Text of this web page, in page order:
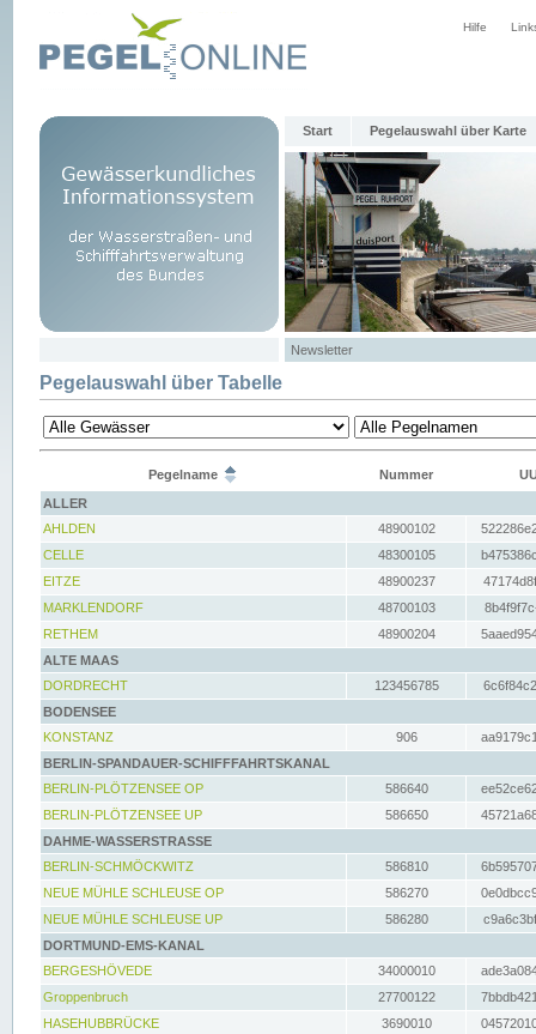
Hilfe
Start Pegelauswahl über Karte
Newsletter
Pegelauswahl über Tabelle
Pegelname Nummer
ALLER
AHLDEN
48900102
CELLE
48300105
EITZE
48900237
MARKLENDORF
48700103
RETHEM
48900204
ALTE MAAS
DORDRECHT
123456785
BODENSEE
KONSTANZ
906
BERLIN-SPANDAUER-SCHIFFFAHRTSKANAL
BERLIN-PLÖTZENSEE OP
586640
BERLIN-PLÖTZENSEE UP
586650
DAHME-WASSERSTRASSE
BERLIN-SCHMÖCKWITZ
586810
NEUE MÜHLE SCHLEUSE OP
586270
NEUE MÜHLE SCHLEUSE UP
586280
DORTMUND-EMS-KANAL
BERGESHÖVEDE
34000010
Groppenbruch
27700122
HASEHUBBRÜCKE
3690010